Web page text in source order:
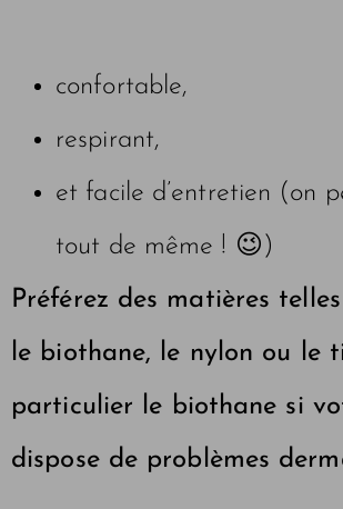
confortable,
respirant,
et facile d’entretien (on
tout de même ! 😉)
Préférez des matières
le biothane, le nylon ou le
particulier le biothane si
dispose de problèmes